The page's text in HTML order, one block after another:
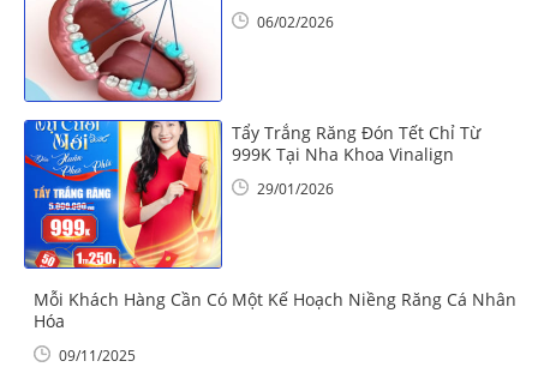
06/02/2026
Tẩy Trắng Răng Đón Tết Chỉ Từ
999K Tại Nha Khoa Vinalign
29/01/2026
Mỗi Khách Hàng Cần Có Một Kế Hoạch Niềng Răng Cá Nhân
Hóa
09/11/2025